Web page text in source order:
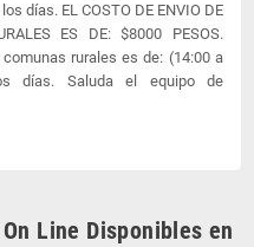
días. EL COSTO DE ENVIO DE
ES DE: $8000 PESOS.
rurales es de: (14:00 a
días. Saluda el equipo de
Line Disponibles en